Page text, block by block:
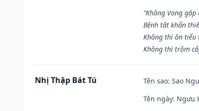
“Không Vong
Bệnh tật khẩn
Không thì ôn tiểu
Không thì trộm
Nhị Thập Bát Tú Tên sao: Sao
Tên ngày: Ngưu